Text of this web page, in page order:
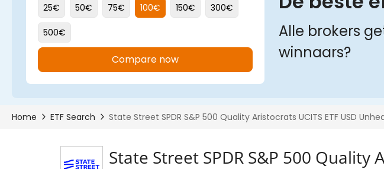
State Street SPDR S&P 500 Quality